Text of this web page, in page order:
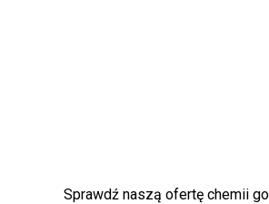
Sprawdź naszą ofertę chemii